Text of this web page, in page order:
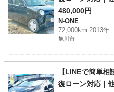
軽にご相談くだ
480,000円
N-ONE
72,000km 2013年
旭川市
＿＿＿＿＿＿＿＿＿＿＿＿＿＿＿＿＿
N-ONE
【LINEで簡単
復ローン対応｜